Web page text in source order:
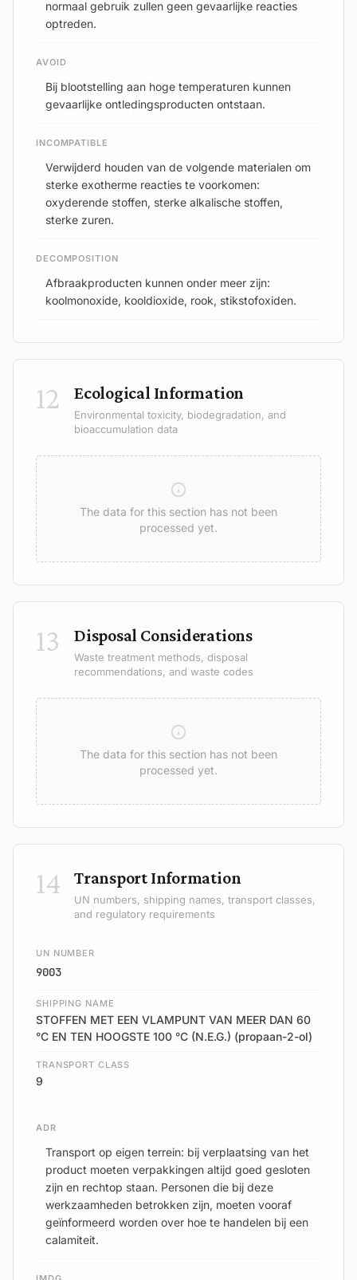
normaal gebruik zullen geen gevaarlijke reacties
optreden.
AVOID
Bij blootstelling aan hoge temperaturen kunnen
gevaarlijke ontledingsproducten ontstaan.
INCOMPATIBLE
Verwijderd houden van de volgende materialen om
sterke exotherme reacties te voorkomen:
oxyderende stoffen, sterke alkalische stoffen,
sterke zuren.
DECOMPOSITION
Afbraakproducten kunnen onder meer zijn:
koolmonoxide, kooldioxide, rook, stikstofoxiden.
12 Ecological Information
Environmental toxicity, biodegradation, and
bioaccumulation data
The data for this section has not been
processed yet.
13 Disposal Considerations
Waste treatment methods, disposal
recommendations, and waste codes
The data for this section has not been
processed yet.
14 Transport Information
UN numbers, shipping names, transport classes,
and regulatory requirements
UN NUMBER
9003
SHIPPING NAME
STOFFEN MET EEN VLAMPUNT VAN MEER DAN 60
°C EN TEN HOOGSTE 100 °C (N.E.G.) (propaan-2-ol)
TRANSPORT CLASS
9
ADR
Transport op eigen terrein: bij verplaatsing van het
product moeten verpakkingen altijd goed gesloten
zijn en rechtop staan. Personen die bij deze
werkzaamheden betrokken zijn, moeten vooraf
geïnformeerd worden over hoe te handelen bij een
calamiteit.